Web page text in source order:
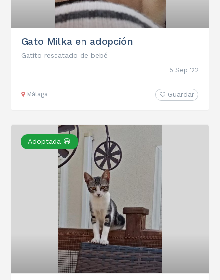
Gato Milka en adopción
Gatito rescatado de bebé
5 Sep '22
Málaga Guardar
Adoptada 😃